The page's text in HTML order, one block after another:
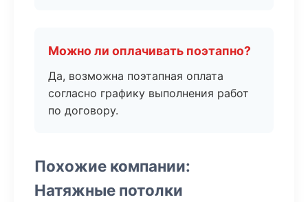
Можно ли оплачивать поэтапно?
Да, возможна поэтапная оплата
согласно графику выполнения работ
по договору.
Похожие компании:
Натяжные потолки